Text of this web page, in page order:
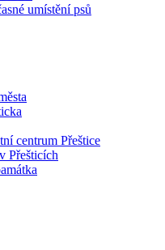
umístění psů
centrum Přeštice
Přešticích